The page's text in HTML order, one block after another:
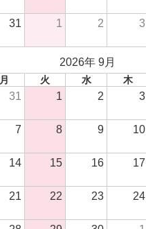
31 1 2 3
2026年 9月
月 火 水 木
31 1 2 3
7 8 9 10
14 15 16 17
21 22 23 24